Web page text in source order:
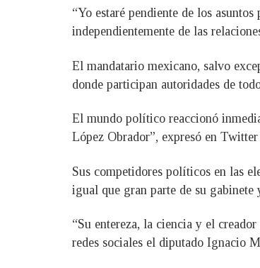
“Yo estaré pendiente de los
independientemente de las
El mandatario mexicano, salvo
donde participan autoridades de
El mundo político reaccionó
López Obrador”, expresó en
Sus competidores políticos en las
igual que gran parte de su gabinete
“Su entereza, la ciencia y el
redes sociales el diputado Ignacio